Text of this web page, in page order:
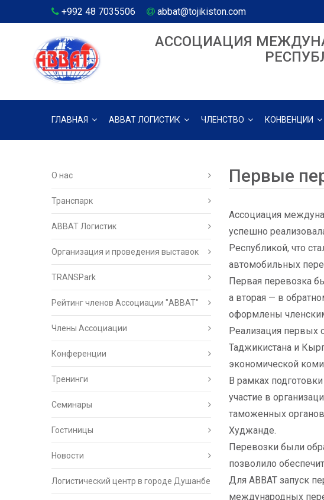
+992 48 7035506 abbat@tojikiston.com
АССОЦИАЦИЯ
ГЛАВНАЯ АВВАТ ЛОГИСТИК ЧЛЕНСТВО КОНВЕНЦИИ
О нас
Транспарк
ABBAT Логистик
Организация и проведения выставок
TRANSPark
Рейтинг членов Ассоциации "АВВАТ"
Члены Ассоциации
Конференции
Тренинги
Семинары
Гостиницы
Новости
Логистический центр в городе Душанбе
Первые
Ассоциация
успешно
Республикой, что
автомобильных
Первая перевозка
а вторая — в
оформлены
Реализация первых
Таджикистана и
экономической
В рамках
участие в
таможенных
Худжанде.
Перевозки были
позволило
Для АВВАТ запуск
международных